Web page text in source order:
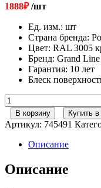
1888₽/шт
Ед. изм.: шт
Страна бренда:
Цвет: RAL 3005
Бренд: Grand Line
Гарантия: 10 лет
Блеск
Количество
товара
Ограничитель
перелива
угловой
PU
125/90
В корзину Купить
Артикул: 745491
Описание
Описание